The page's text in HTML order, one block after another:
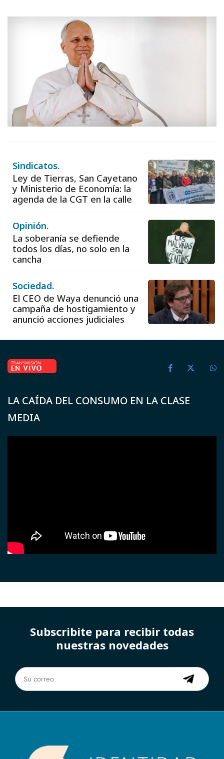
Sindicatos.
Ley de Tierras, San Cayetano
y Ministerio de Economía: la
agenda de la CGT en la calle
Opinión.
La soberanía se defiende
todos los días, no solo en la
cancha
Sociedad.
El CEO de Waya denunció una
campaña de hostigamiento y
anunció acciones judiciales
LA CAÍDA DEL CONSUMO EN LA CLASE
MEDIA
Subscribite para recibir todas
nuestras novedades